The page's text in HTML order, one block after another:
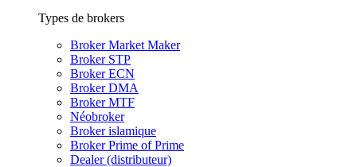
Types de brokers
Broker Market Maker
Broker STP
Broker ECN
Broker DMA
Broker MTF
Néobroker
Broker islamique
Broker Prime of Prime
Dealer (distributeur)